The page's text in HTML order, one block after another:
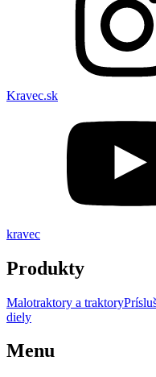
Kravec.sk
kravec
Produkty
Malotraktory a traktory
diely
Menu